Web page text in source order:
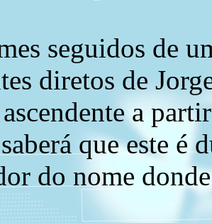
seguidos de
diretos de
a
que este é
do nome